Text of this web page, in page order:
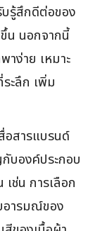
บรู้สึกดีต่อของ
น นอกจากนี้
ง่าย เหมาะ
ะลึก เพิ่ม
อสารแบรนด์
บองค์ประกอบ
ช่น การเลือก
อารมณ์ของ